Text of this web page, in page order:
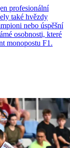
profesionální
také hvězdy
nebo úspěšní
osobnosti, které
monopostu F1.